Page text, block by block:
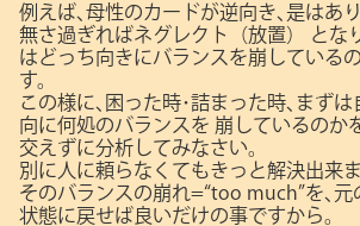
例えば､母性のカードが逆向き､是はあ
無さ過ぎればネグレクト（放置）
とな
はどっち向きにバランスを崩している
す。
この様に､困った時･詰まった時､まず
向に何処のバランスを 崩しているのか
交えずに分析してみなさい。
別に人に頼らなくてもきっと解決出来ま
そのバランスの崩れ=“too much”を､元
状態に戻せば良いだけの事ですから。